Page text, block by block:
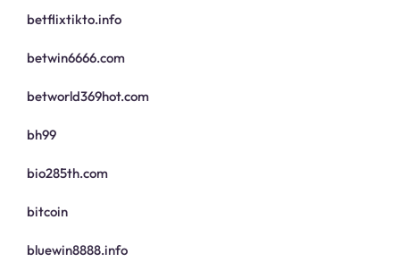
betflixtikto.info
betwin6666.com
betworld369hot.com
bh99
bio285th.com
bitcoin
bluewin8888.info